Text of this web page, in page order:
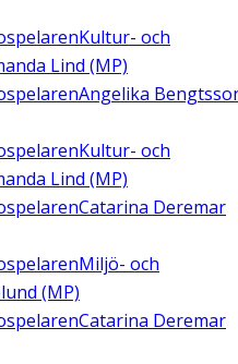
Kultur- och
Lind (MP)
Angelika
Kultur- och
Lind (MP)
Catarina Deremar
Miljö- och
(MP)
Catarina Deremar